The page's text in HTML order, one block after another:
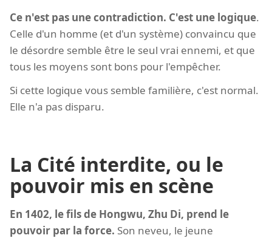
Ce n'est pas une contradiction. C'est une logique.
Celle d'un homme (et d'un système) convaincu que
le désordre semble être le seul vrai ennemi, et que
tous les moyens sont bons pour l'empêcher.
Si cette logique vous semble familière, c'est normal.
Elle n'a pas disparu.
La Cité interdite, ou le
pouvoir mis en scène
En 1402, le fils de Hongwu, Zhu Di, prend le
pouvoir par la force. Son neveu, le jeune